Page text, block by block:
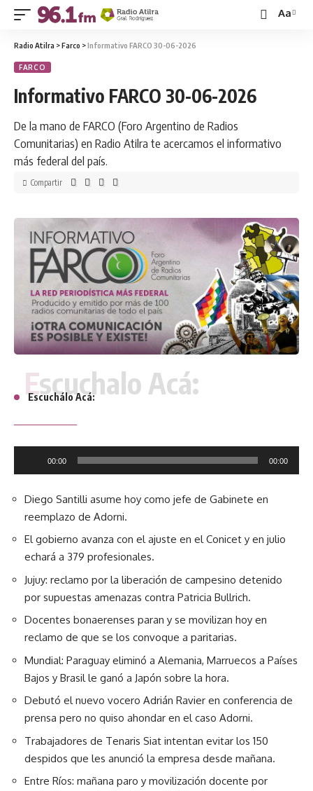
Aa
Radio Atilra >Farco >Informativo FARCO 30-06-2026
FARCO
Informativo FARCO 30-06-2026
De la mano de FARCO (Foro Argentino de Radios
Comunitarias) en Radio Atilra te acercamos el informativo
más federal del país.
Compartir
Escuchalo Acá:
Escuchálo Acá:
de
00:00 00:00
Diego Santilli asume hoy como jefe de Gabinete en
reemplazo de Adorni.
El gobierno avanza con el ajuste en el Conicet y en julio
echará a 379 profesionales.
Jujuy: reclamo por la liberación de campesino detenido
por supuestas amenazas contra Patricia Bullrich.
Docentes bonaerenses paran y se movilizan hoy en
reclamo de que se los convoque a paritarias.
Mundial: Paraguay eliminó a Alemania, Marruecos a Países
Bajos y Brasil le ganó a Japón sobre la hora.
Debutó el nuevo vocero Adrián Ravier en conferencia de
prensa pero no quiso ahondar en el caso Adorni.
Trabajadores de Tenaris Siat intentan evitar los 150
despidos que les anunció la empresa desde mañana.
Entre Ríos: mañana paro y movilización docente por